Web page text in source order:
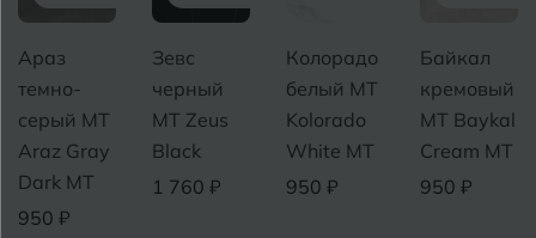
Зевс
черный
MT Zeus
Black
1 760 ₽
Колорадо
белый MT
Kolorado
White MT
950 ₽
Байкал
кремовый
MT Baykal
Cream MT
950 ₽
Босфор
серый MT
Bosfor
Gray MT
950 ₽